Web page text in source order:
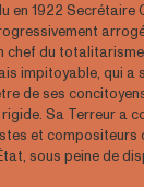
en 1922 Secrétaire
chef du
impitoyable, qui a
de ses
Sa Terreur a
et compositeurs
sous peine de